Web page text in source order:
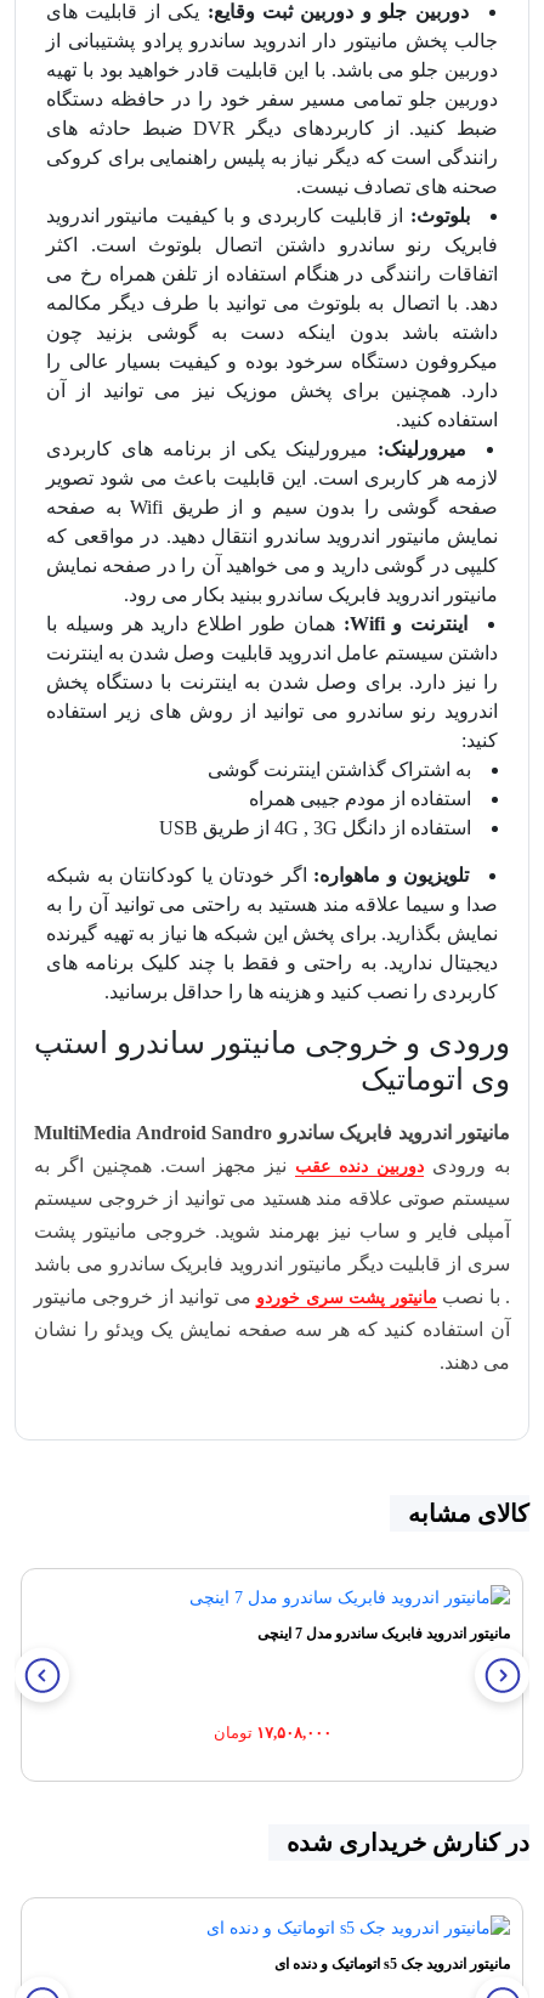
دوربین جلو و دوربین ثبت وقایع: یکی از قابلیت های
جالب پخش مانیتور دار اندروید ساندرو پرادو پشتیبانی از
دوربین جلو می باشد. با این قابلیت قادر خواهید بود با تهیه
دوربین جلو تمامی مسیر سفر خود را در حافظه دستگاه
ضبط کنید. از کاربردهای دیگر DVR ضبط حادثه های
رانندگی است که دیگر نیاز به پلیس راهنمایی برای کروکی
صحنه های تصادف نیست.
بلوتوث:
از قابلیت کاربردی و با کیفیت مانیتور اندروید
فابریک رنو ساندرو داشتن اتصال بلوتوث است. اکثر
اتفاقات رانندگی در هنگام استفاده از تلفن همراه رخ می
دهد. با اتصال به بلوتوث می توانید با طرف دیگر مکالمه
داشته باشد بدون اینکه دست به گوشی بزنید چون
میکروفون دستگاه سرخود بوده و کیفیت بسیار عالی را
دارد. همچنین برای پخش موزیک نیز می توانید از آن
استفاده کنید.
میرورلینک: میرورلینک یکی از برنامه های کاربردی
لازمه هر کاربری است. این قابلیت باعث می شود تصویر
صفحه گوشی را بدون سیم و از طریق Wifi به صفحه
نمایش مانیتور اندروید ساندرو انتقال دهید. در مواقعی که
کلیپی در گوشی دارید و می خواهید آن را در صفحه نمایش
مانیتور اندروید فابریک ساندرو ببنید بکار می رود.
اینترنت و Wifi:
همان طور اطلاع دارید هر وسیله با
داشتن سیستم عامل اندروید قابلیت وصل شدن به اینترنت
را نیز دارد. برای وصل شدن به اینترنت با دستگاه پخش
اندروید رنو ساندرو می توانید از روش های زیر استفاده
کنید:
به اشتراک گذاشتن اینترنت گوشی
استفاده از مودم جیبی همراه
استفاده از دانگل 4G , 3G از طریق USB
تلویزیون و ماهواره: اگر خودتان یا کودکانتان به شبکه
صدا و سیما علاقه مند هستید به راحتی می توانید آن را به
نمایش بگذارید. برای پخش این شبکه ها نیاز به تهیه گیرنده
دیجیتال ندارید. به راحتی و فقط با چند کلیک برنامه های
کاربردی را نصب کنید و هزینه ها را حداقل برسانید.
ورودی و خروجی مانیتور ساندرو استپ
وی اتوماتیک
مانیتور اندروید فابریک ساندرو MultiMedia Android Sandro
به ورودی دوربین دنده عقب نیز مجهز است. همچنین اگر به
سیستم صوتی علاقه مند هستید می توانید از خروجی سیستم
آمپلی فایر و ساب نیز بهرمند شوید. خروجی مانیتور پشت
سری از قابلیت دیگر مانیتور اندروید فابریک ساندرو می باشد
. با نصب مانیتور پشت سری خوردو می توانید از خروجی مانیتور
آن استفاده کنید که هر سه صفحه نمایش یک ویدئو را نشان
می دهند.
کالای مشابه
مانیتور اندروید فابریک ساندرو مدل 7 اینچی
۱۷,۵۰۸,۰۰۰ تومان
در کنارش خریداری شده
مانیتور اندروید جک s5 اتوماتیک و دنده ای